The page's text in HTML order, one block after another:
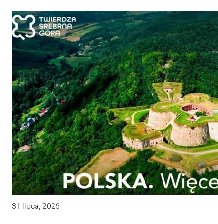
31 lipca, 2026